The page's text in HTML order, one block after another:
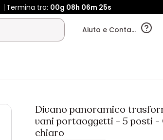
Termina tra: 00g 08h 06m 23s
Aiuto e Contatti
Divano panoramico
vani portaoggetti - 5 posti -
chiaro